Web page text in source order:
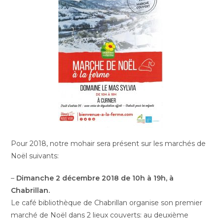
Pour 2018, notre mohair sera présent sur les marchés de
Noël suivants:
– Dimanche 2 décembre 2018 de 10h à 19h, à
Chabrillan.
Le café bibliothèque de Chabrillan organise son premier
marché de Noël dans 2 lieux couverts: au deuxième